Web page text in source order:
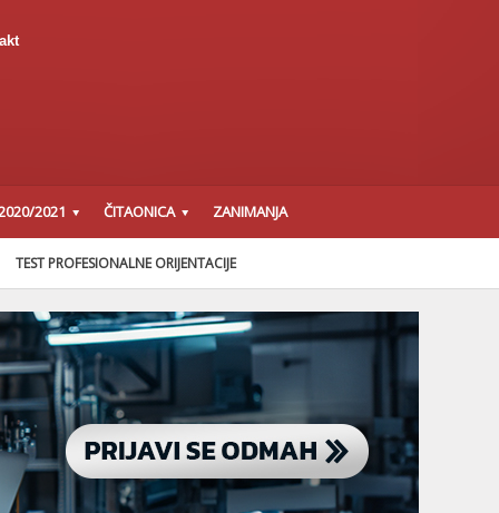
2021 ČITAONICA ZANIMANJA
TEST PROFESIONALNE ORIJENTACIJE